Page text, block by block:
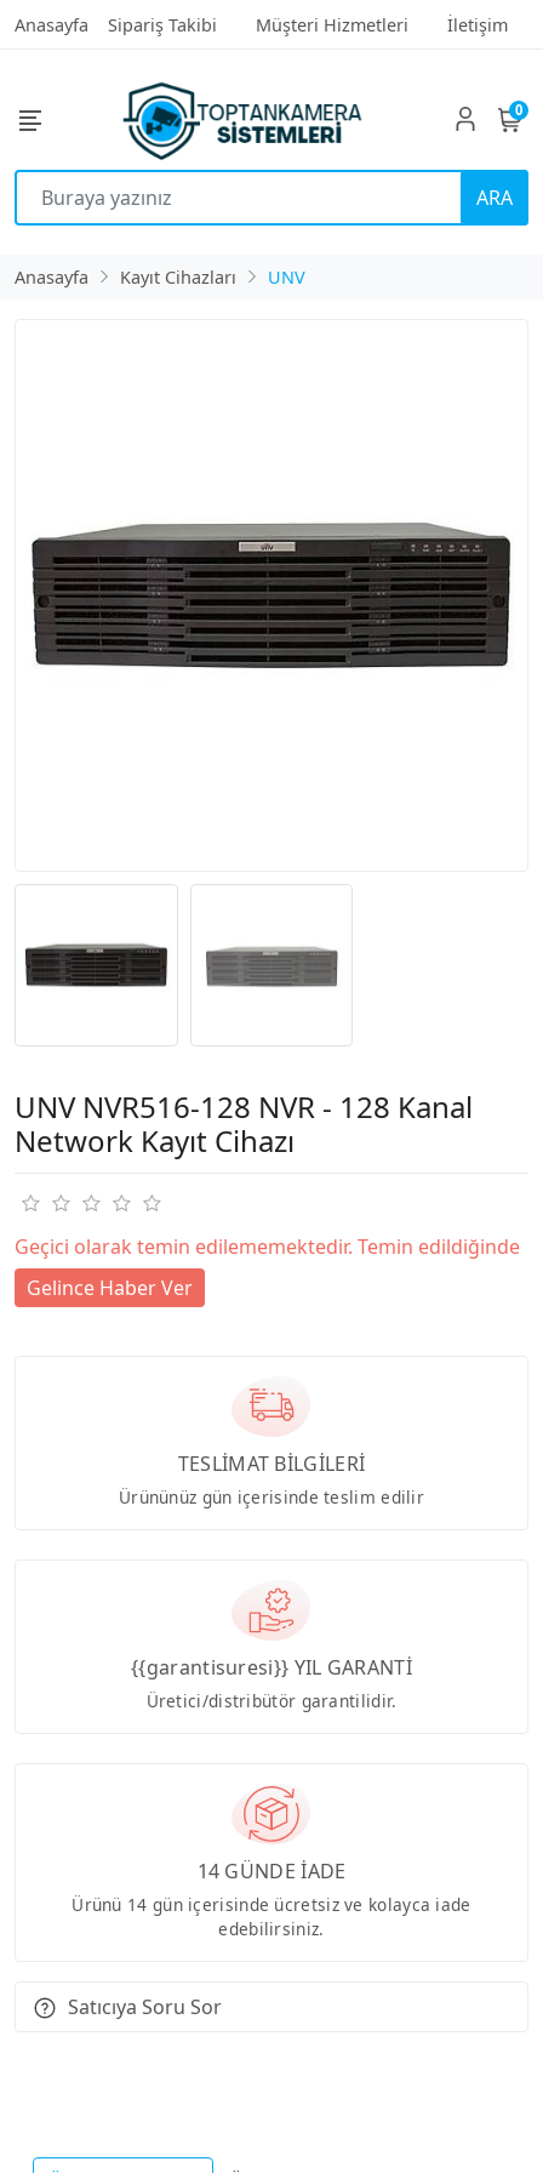
Anasayfa Sipariş Takibi Müşteri Hizmetleri İletişim
ARA
0
Anasayfa Kayıt Cihazları UNV
UNV NVR516-128 NVR - 128 Kanal
Network Kayıt Cihazı
Geçici olarak temin edilememektedir. Temin edildiğinde
Gelince Haber Ver
TESLİMAT BİLGİLERİ
Ürününüz gün içerisinde teslim edilir
{{garantisuresi}} YIL GARANTİ
Üretici/distribütör garantilidir.
14 GÜNDE İADE
Ürünü 14 gün içerisinde ücretsiz ve kolayca iade
edebilirsiniz.
Satıcıya Soru Sor